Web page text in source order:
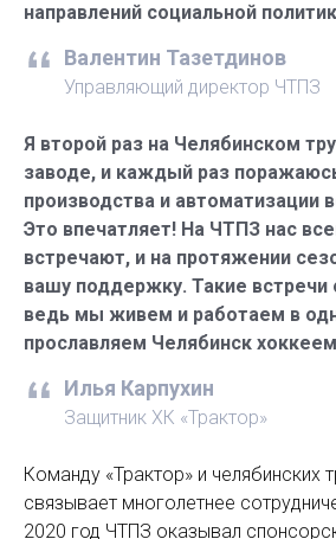
направлений социальной
Валентин Тазетдинов
Управляющий директор ЧТПЗ
Я второй раз на Челябинском
заводе, и каждый раз
производства и автоматизации
Это впечатляет! На ЧТПЗ нас
встречают, и на протяжении
вашу поддержку. Такие
ведь мы живем и работаем в
прославляем Челябинск
Илья Карпухин
Защитник ХК «Трактор»
Команду «Трактор» и челябинских
связывает многолетнее
2020 год ЧТПЗ оказывал